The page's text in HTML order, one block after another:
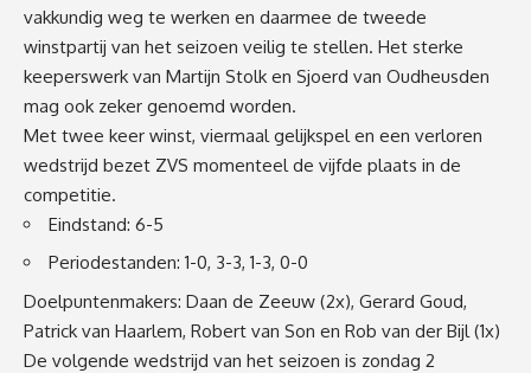
vakkundig weg te werken en daarmee de tweede
winstpartij van het seizoen veilig te stellen. Het sterke
keeperswerk van Martijn Stolk en Sjoerd van Oudheusden
mag ook zeker genoemd worden.
Met twee keer winst, viermaal gelijkspel en een verloren
wedstrijd bezet ZVS momenteel de vijfde plaats in de
competitie.
Eindstand: 6-5
Periodestanden: 1-0, 3-3, 1-3, 0-0
Doelpuntenmakers: Daan de Zeeuw (2x), Gerard Goud,
Patrick van Haarlem, Robert van Son en Rob van der Bijl (1x)
De volgende wedstrijd van het seizoen is zondag 2